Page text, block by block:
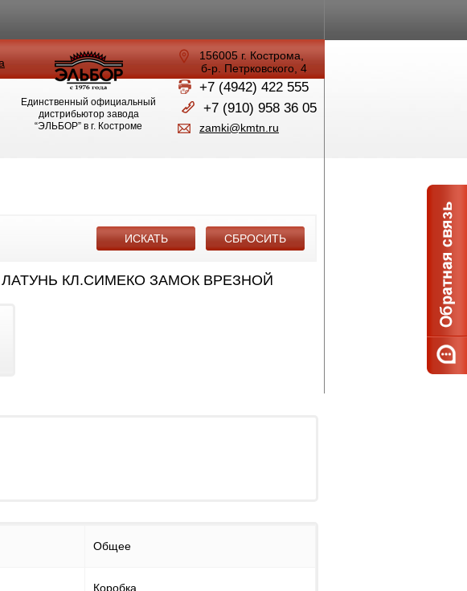
Единственный официальный
дистрибьютор завода
“ЭЛЬБОР” в г. Костроме
156005 г. Кострома,
б-р. Петрковского, 4
+7 (4942) 422 555
+7 (910) 958 36 05
zamki@kmtn.ru
КЛ.СИМЕКО ЗАМОК ВРЕЗНОЙ
Общее
Коробка